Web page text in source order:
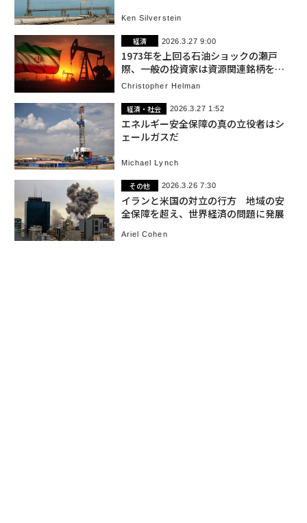
Ken Silverstein
経済 2026.3.27 9:00
1973年を上回る石油ショックの瀬戸
際、一般の投資家は資源関連銘柄を検
討すべきだ
Christopher Helman
経済・社会 2026.3.27 1:52
エネルギー安全保障の真の立役者はシ
ェールガスだ
Michael Lynch
その他 2026.3.26 7:30
イランと米国の対立の行方 地域の安
全保障を超え、世界経済の問題に発展
Ariel Cohen